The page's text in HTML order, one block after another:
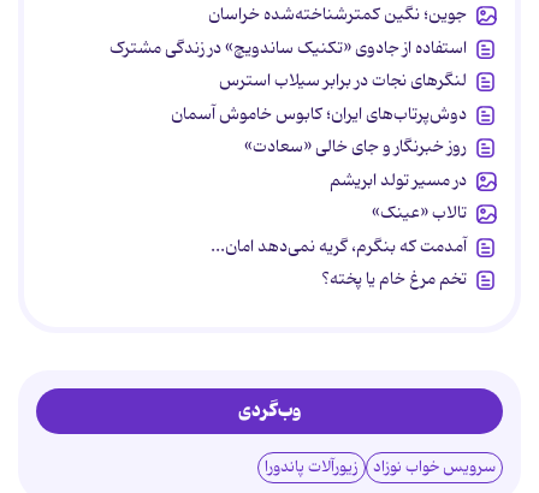
جوین؛ نگین کمترشناخته‌شده خراسان
استفاده از جادوی «تکنیک ساندویچ» در زندگی مشترک
لنگرهای نجات در برابر سیلاب استرس
دوش‌پرتاب‌های ایران؛ کابوس خاموش آسمان
روز خبرنگار و جای خالی «سعادت»
در مسیر تولد ابریشم
تالاب «عینک»
آمدمت که بنگرم، گریه نمی‌دهد امان...
تخم مرغ خام یا پخته؟
وب‌گردی
سرویس خواب نوزاد زیورآلات پاندورا